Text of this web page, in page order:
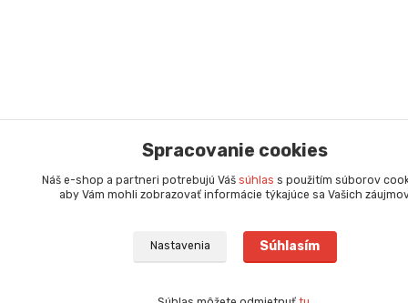
Spracovanie cookies
Náš e-shop a partneri potrebujú Váš súhlas s použitím súborov
aby Vám mohli zobrazovať informácie týkajúce sa Vašich
Nastavenia Súhlasím